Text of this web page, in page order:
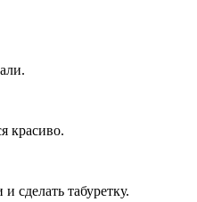
красиво.
сделать табуретку.